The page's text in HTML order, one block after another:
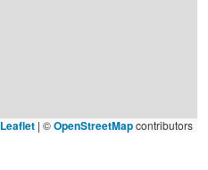
Leaflet | ©OpenStreetMapcontributors